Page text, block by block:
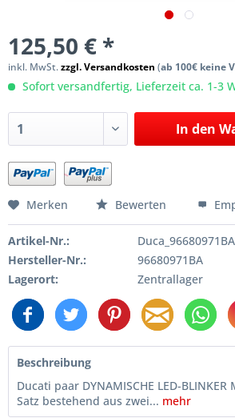
125,50 € *
inkl. MwSt.zzgl. Versandkosten (ab 100€ keine
Sofort versandfertig, Lieferzeit ca. 1-3
In den
Merken Bewerten
Artikel-Nr.:
Duca_96680971BA
Hersteller-Nr.:
96680971BA
Lagerort:
Zentrallager
Beschreibung
Ducati paar DYNAMISCHE LED-
Satz bestehend aus zwei... mehr